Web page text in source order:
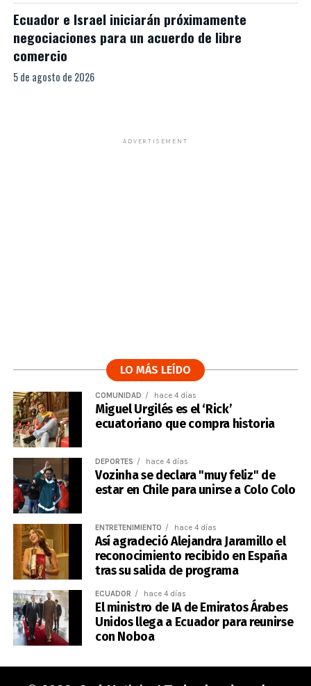
Ecuador e Israel iniciarán próximamente
negociaciones para un acuerdo de libre
comercio
5 de agosto de 2026
ADVERTISEMENT
LO MÁS LEÍDO
COMUNIDAD hace 4 días
Miguel Urgilés es el ‘Rick’
ecuatoriano que compra historia
DEPORTES hace 4 días
Vozinha se declara "muy feliz" de
estar en Chile para unirse a Colo Colo
ENTRETENIMIENTO hace 4 días
Así agradeció Alejandra Jaramillo el
reconocimiento recibido en España
tras su salida de programa
ECUADOR hace 4 días
El ministro de IA de Emiratos Árabes
Unidos llega a Ecuador para reunirse
con Noboa